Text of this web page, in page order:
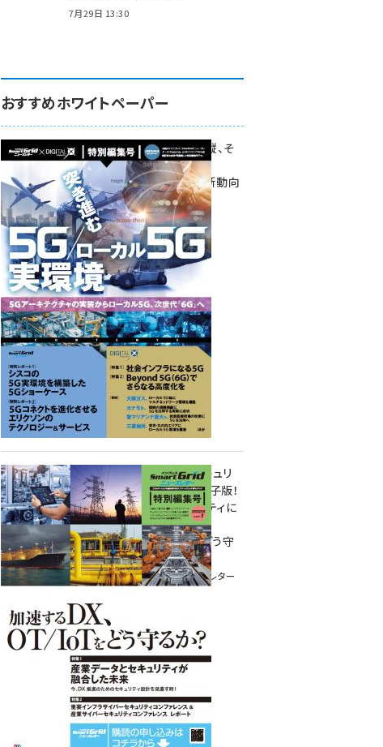
7月29日 13:30
おすすめホワイトペーパー
環境対策、建機の遠隔操縦、そ
して医療。
次世代通信規格「5G」最新動向
をこの1冊で学ぶ
SmartGrid ニューズレター ×
DIGITAL X 特別編集号 2022
Summer
重要インフラサイバーセキュリ
ティコンファレンス特別電子版！
― 産業サイバーセキュリティに
関わる全ての方へ！ ―
加速するDX、OT/IoTをどう守
るか？
インプレス SmartGridニューズレター